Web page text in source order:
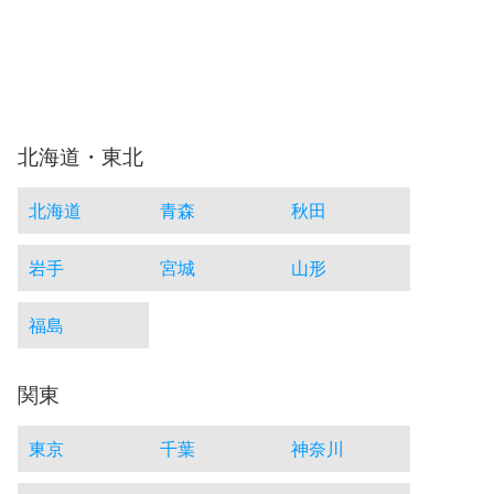
北海道・東北
北海道 青森 秋田
岩手 宮城 山形
福島
関東
東京 千葉 神奈川